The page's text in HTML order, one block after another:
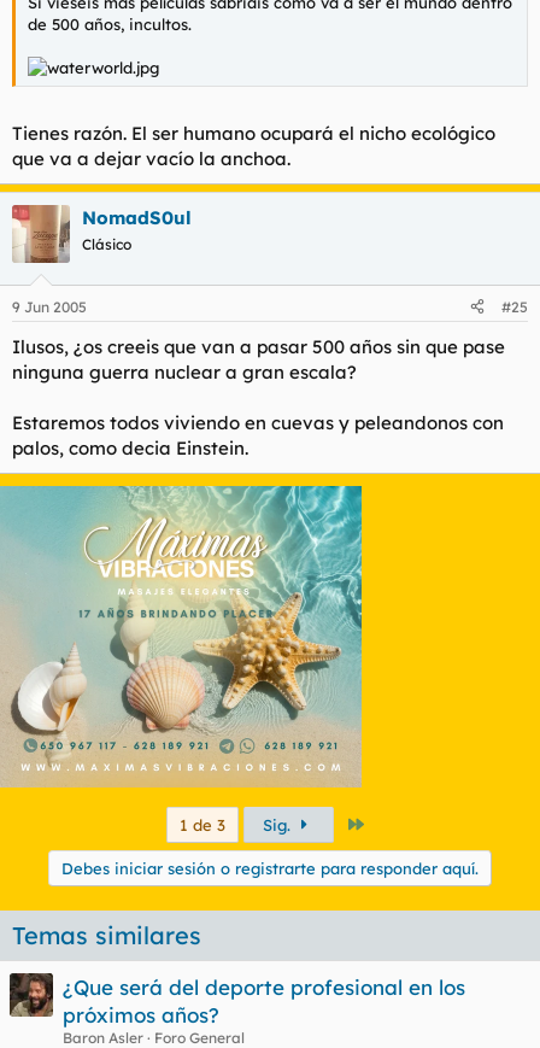
de 500 años, incultos.
Tienes razón. El ser humano ocupará el nicho ecológico
que va a dejar vacío la anchoa.
NomadS0ul
Clásico
9 Jun 2005 #25
Ilusos, ¿os creeis que van a pasar 500 años sin que pase
ninguna guerra nuclear a gran escala?
Estaremos todos viviendo en cuevas y peleandonos con
palos, como decia Einstein.
1 de 3 Sig.
Debes iniciar sesión o registrarte para responder aquí.
Temas similares
¿Que será del deporte profesional en los
próximos años?
Baron Asler
Foro General